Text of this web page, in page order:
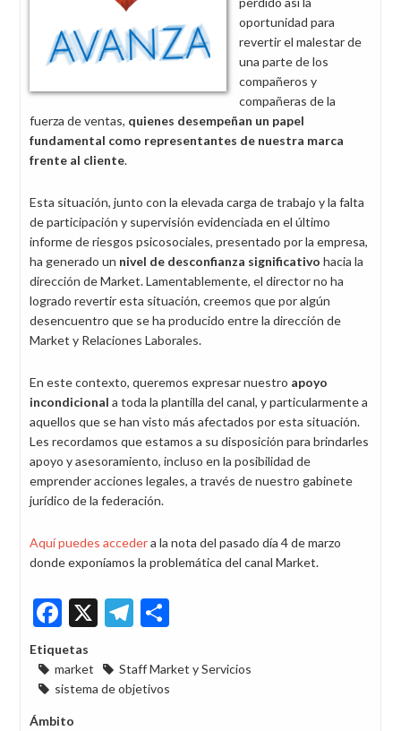
oportunidad para
revertir el malestar de
una parte de los
compañeros y
compañeras de la
fuerza de ventas, quienes desempeñan un papel
fundamental como representantes de nuestra marca
frente al cliente.
Esta situación, junto con la elevada carga de trabajo y la falta
de participación y supervisión evidenciada en el último
informe de riesgos psicosociales, presentado por la empresa,
ha generado un nivel de desconfianza significativo hacia la
dirección de Market. Lamentablemente, el director no ha
logrado revertir esta situación, creemos que por algún
desencuentro que se ha producido entre la dirección de
Market y Relaciones Laborales.
En este contexto, queremos expresar nuestro apoyo
incondicional a toda la plantilla del canal, y particularmente a
aquellos que se han visto más afectados por esta situación.
Les recordamos que estamos a su disposición para brindarles
apoyo y asesoramiento, incluso en la posibilidad de
emprender acciones legales, a través de nuestro gabinete
jurídico de la federación.
Aquí puedes accedera la nota del pasado día 4 de marzo
donde exponíamos la problemática del canal Market.
Facebook
X Telegram
Etiquetas
market
Staff Market y Servicios
sistema de objetivos
Ámbito